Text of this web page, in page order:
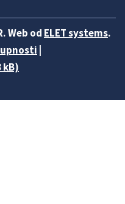
Web od ELET systems.
kB)